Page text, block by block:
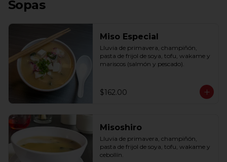
Sopas
Miso Especial
Lluvia de primavera, champiñón,
pasta de frijol de soya, tofu, wakame y
mariscos (salmón y pescado).
$162.00
Misoshiro
Lluvia de primavera, champiñón,
pasta de frijol de soya, tofu, wakame y
cebollín.